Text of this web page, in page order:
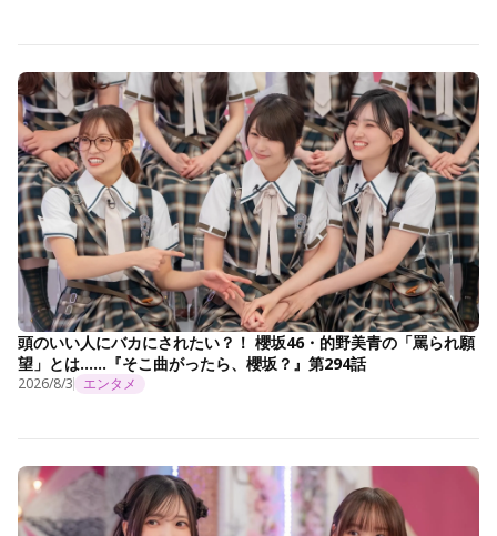
頭のいい人にバカにされたい？！ 櫻坂46・的野美青の「罵られ願
望」とは……『そこ曲がったら、櫻坂？』第294話
2026/8/3 エンタメ